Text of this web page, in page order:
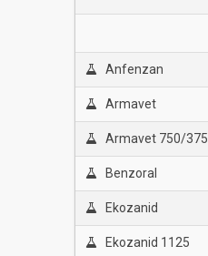
Anfenzan
Armavet
Armavet 750/375
Benzoral
Ekozanid
Ekozanid 1125